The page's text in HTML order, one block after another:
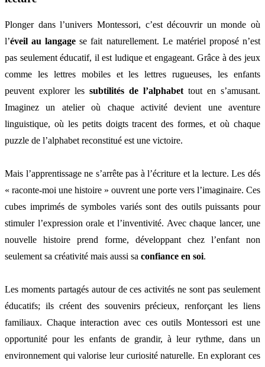
Plonger dans l’univers Montessori, c’est découvrir un monde où
l’éveil au langage se fait naturellement. Le matériel proposé n’est
pas seulement éducatif, il est ludique et engageant. Grâce à des jeux
comme les lettres mobiles et les lettres rugueuses, les enfants
peuvent explorer les subtilités de l’alphabet tout en s’amusant.
Imaginez un atelier où chaque activité devient une aventure
linguistique, où les petits doigts tracent des formes, et où chaque
puzzle de l’alphabet reconstitué est une victoire.
Mais l’apprentissage ne s’arrête pas à l’écriture et la lecture. Les dés
« raconte-moi une histoire » ouvrent une porte vers l’imaginaire. Ces
cubes imprimés de symboles variés sont des outils puissants pour
stimuler l’expression orale et l’inventivité. Avec chaque lancer, une
nouvelle histoire prend forme, développant chez l’enfant non
seulement sa créativité mais aussi sa confiance en soi.
Les moments partagés autour de ces activités ne sont pas seulement
éducatifs; ils créent des souvenirs précieux, renforçant les liens
familiaux. Chaque interaction avec ces outils Montessori est une
opportunité pour les enfants de grandir, à leur rythme, dans un
environnement qui valorise leur curiosité naturelle. En explorant ces